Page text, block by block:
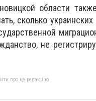
области
сколько
не
про це редакцію